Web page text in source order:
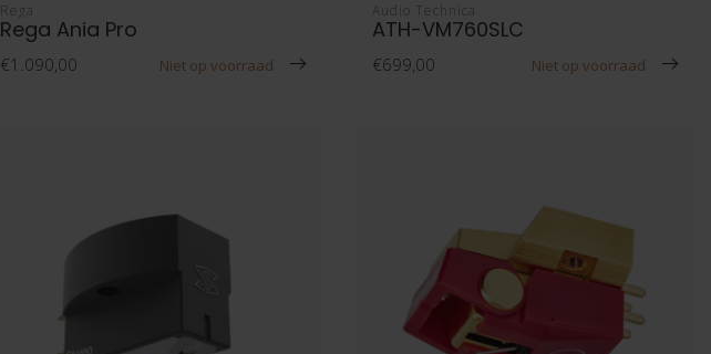
Rega
Rega Ania Pro
€1.090,00 Niet op voorraad
Audio Technica
ATH-VM760SLC
€699,00 Niet op voorraad